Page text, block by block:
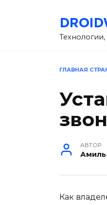
ГЛАВНАЯ
АВТОР
Амиль
Как